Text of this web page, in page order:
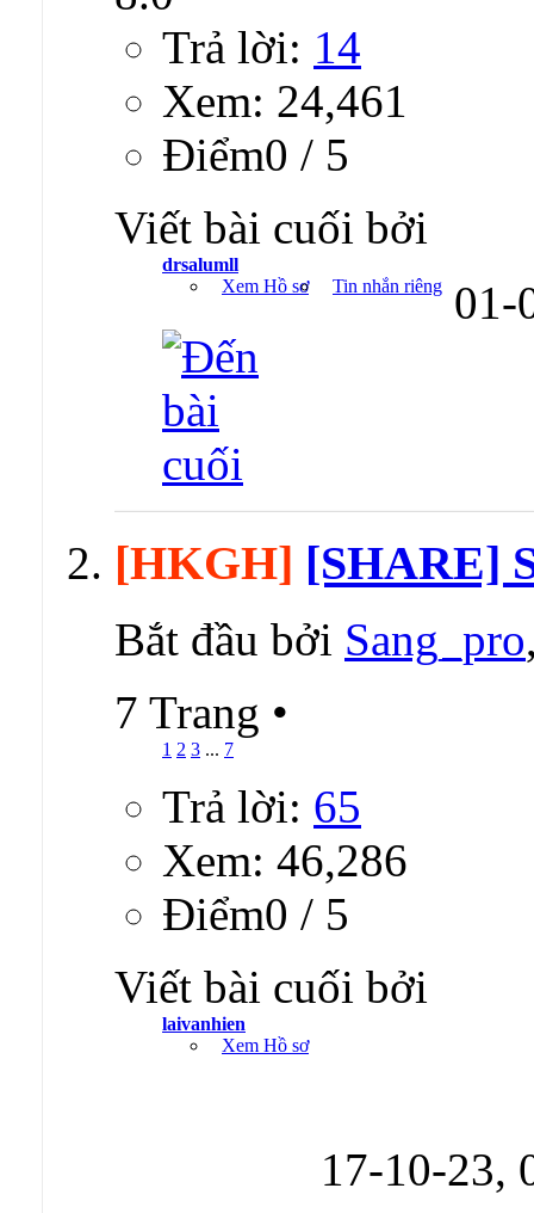
Trả lời: 14
Xem: 24,461
Ðiểm0 / 5
Viết bài cuối bởi
drsalumll
Xem Hồ sơ
Tin nhắn riêng 01-
[HKGH] [SHARE]
Bắt đầu bởi Sang_pro
7 Trang •
1 2 3 ... 7
Trả lời: 65
Xem: 46,286
Ðiểm0 / 5
Viết bài cuối bởi
laivanhien
Xem Hồ sơ
17-10-23,